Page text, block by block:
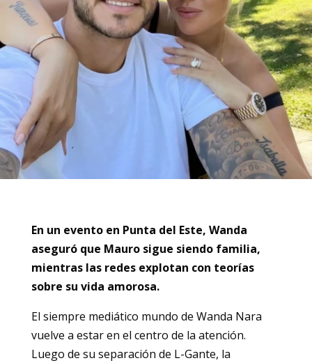
En un evento en Punta del Este, Wanda
aseguró que Mauro sigue siendo familia,
mientras las redes explotan con teorías
sobre su vida amorosa.
El siempre mediático mundo de Wanda Nara
vuelve a estar en el centro de la atención.
Luego de su separación de L-Gante, la